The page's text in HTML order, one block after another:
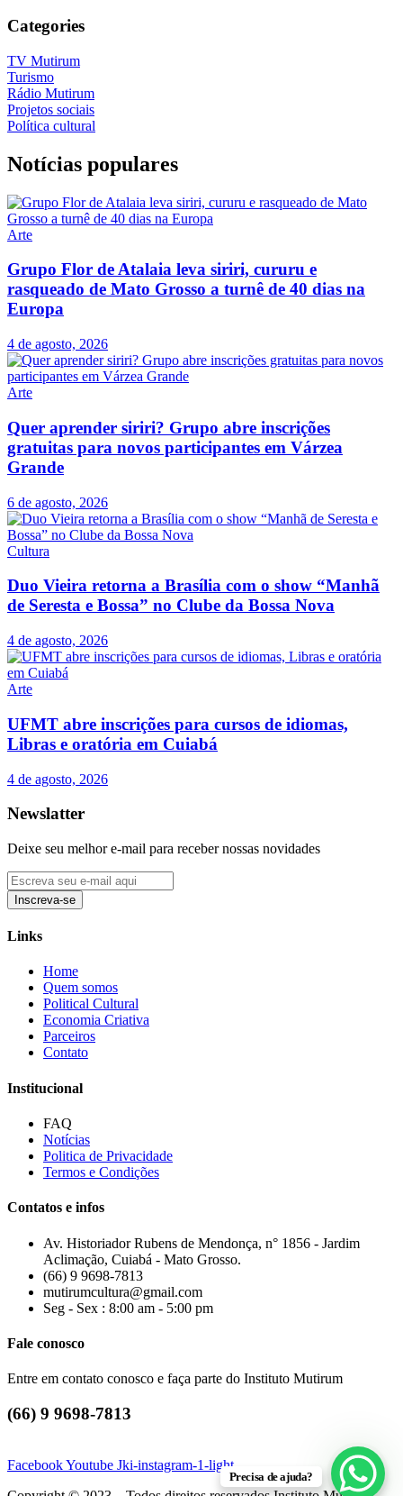
Categories
TV Mutirum
Turismo
Rádio Mutirum
Projetos sociais
Política cultural
Notícias populares
Arte
Grupo Flor de Atalaia leva siriri, cururu e
rasqueado de Mato Grosso a turnê de 40 dias na
Europa
4 de agosto, 2026
Arte
Quer aprender siriri? Grupo abre inscrições
gratuitas para novos participantes em Várzea
Grande
6 de agosto, 2026
Cultura
Duo Vieira retorna a Brasília com o show “Manhã
de Seresta e Bossa” no Clube da Bossa Nova
4 de agosto, 2026
Arte
UFMT abre inscrições para cursos de idiomas,
Libras e oratória em Cuiabá
4 de agosto, 2026
Newslatter
Deixe seu melhor e-mail para receber nossas novidades
Inscreva-se
Links
Home
Quem somos
Political Cultural
Economia Criativa
Parceiros
Contato
Institucional
FAQ
Notícias
Politica de Privacidade
Termos e Condições
Contatos e infos
Av. Historiador Rubens de Mendonça, n° 1856 - Jardim
Aclimação, Cuiabá - Mato Grosso.
(66) 9 9698-7813
mutirumcultura@gmail.com
Seg - Sex : 8:00 am - 5:00 pm
Fale conosco
Entre em contato conosco e faça parte do Instituto Mutirum
(66) 9 9698-7813
FacebookYoutube Jki-instagram-1-light
Precisa de ajuda?